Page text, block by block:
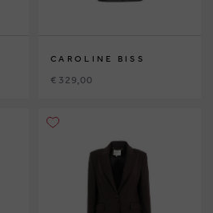
CAROLINE BISS
€ 329,00